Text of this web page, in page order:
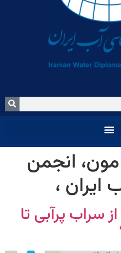
انجمن
ایران ،
سراب پرآبی تا